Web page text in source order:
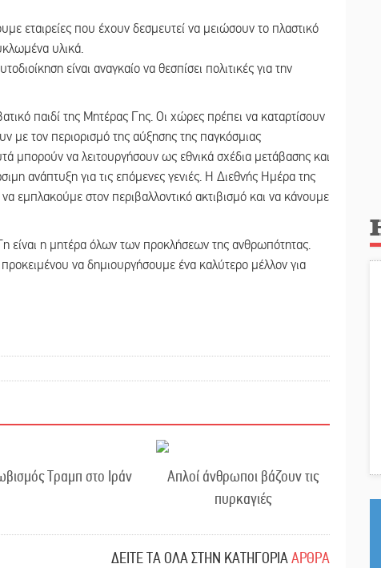
εταιρείες που έχουν δεσμευτεί να μειώσουν το πλαστικό
υλικά.
είναι αναγκαίο να θεσπίσει πολιτικές για την
παιδί της Μητέρας Γης. Οι χώρες πρέπει να καταρτίσουν
με τον περιορισμό της αύξησης της παγκόσμιας
μπορούν να λειτουργήσουν ως εθνικά σχέδια μετάβασης και
ανάπτυξη για τις επόμενες γενιές. Η Διεθνής Ημέρα της
εμπλακούμε στον περιβαλλοντικό ακτιβισμό και να κάνουμε
η μητέρα όλων των προκλήσεων της ανθρωπότητας.
να δημιουργήσουμε ένα καλύτερο μέλλον για
Τραμπ στο Ιράν
Απλοί άνθρωποι βάζουν τις
πυρκαγιές
ΔΕΙΤΕ ΤΑ ΟΛΑ ΣΤΗΝ ΚΑΤΗΓΟΡΙΑΑΡΘΡΑ